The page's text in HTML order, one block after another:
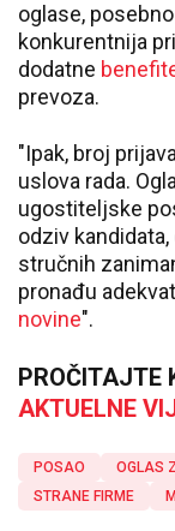
oglase,
konkurentnija
dodatne
prevoza.
"Ipak, broj
uslova rada.
ugostiteljske
odziv
stručnih
pronađu
novine".
PROČITAJTE
AKTUELNE
POSAO OGLAS
STRANE FIRME